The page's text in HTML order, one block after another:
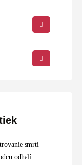
smrti
odhalí